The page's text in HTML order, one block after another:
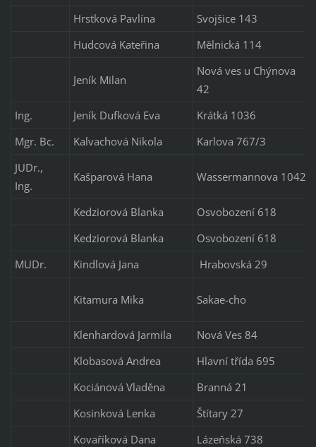
Hrstková Pavlína
Svojšice 143
Hudcová Kateřina
Mělnická 114
Jeník Milan
Nová ves u Chýnova
42
Ing.
Jeník Dufková Eva
Krátká 1036
Mgr. Bc.
Kalvachová Nikola
Karlova 767/3
JUDr.,
Ing.
Kašparová Hana Wassermannova 1042
Kedziorová Blanka
Osvobození 618
Kedziorová Blanka
Osvobození 618
MUDr.
Kindlová Jana Hrabovská 29
Kitamura Mika Sakae-cho
Klenhardová Jarmila
Nová Ves 84
Klobasová Andrea
Hlavní třída 695
Kociánová Vladěna
Branná 21
Kosinková Lenka
Štítary 27
Kovaříková Dana
Lázeňská 738